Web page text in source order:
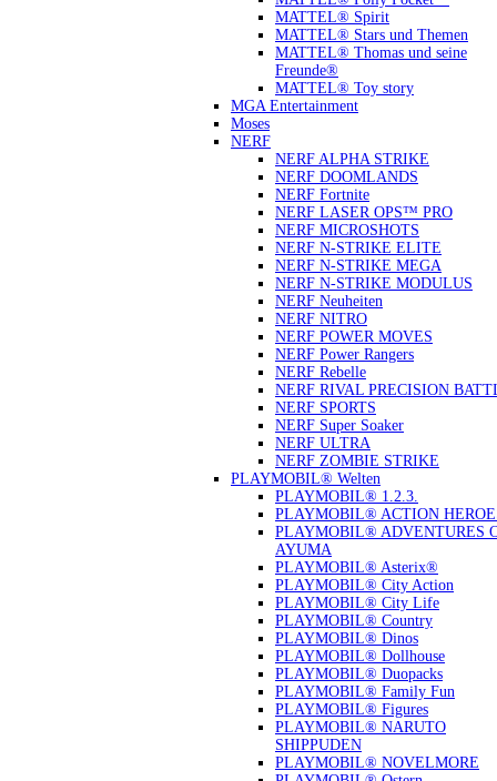
MATTEL® Spirit
MATTEL® Stars und Themen
MATTEL® Thomas und seine
Freunde®
MATTEL® Toy story
MGA Entertainment
Moses
NERF
NERF ALPHA STRIKE
NERF DOOMLANDS
NERF Fortnite
NERF LASER OPS™ PRO
NERF MICROSHOTS
NERF N-STRIKE ELITE
NERF N-STRIKE MEGA
NERF N-STRIKE MODULUS
NERF Neuheiten
NERF NITRO
NERF POWER MOVES
NERF Power Rangers
NERF Rebelle
NERF RIVAL PRECISION
NERF SPORTS
NERF Super Soaker
NERF ULTRA
NERF ZOMBIE STRIKE
PLAYMOBIL® Welten
PLAYMOBIL® 1.2.3.
PLAYMOBIL® ACTION
PLAYMOBIL® ADVENTURES
AYUMA
PLAYMOBIL® Asterix®
PLAYMOBIL® City Action
PLAYMOBIL® City Life
PLAYMOBIL® Country
PLAYMOBIL® Dinos
PLAYMOBIL® Dollhouse
PLAYMOBIL® Duopacks
PLAYMOBIL® Family Fun
PLAYMOBIL® Figures
PLAYMOBIL® NARUTO
SHIPPUDEN
PLAYMOBIL® NOVELMORE